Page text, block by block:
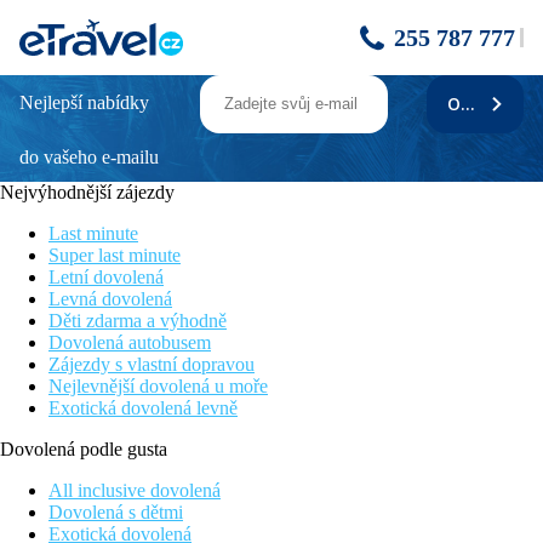
255 787 777
Asterias Bay
200 m od pláže
500 m od centra střediska Theologos
Rodinné pokoje
Z řeckého hotelového řetězce Brainhotels
Poloha
Menší hotel Asterias Bay se nachází cca 500m od menšího
střediska Theologos s pár tavernami a obchůdky. V udržované
subtropické zahradě s bazénem. Autobusová zastávka cca 100
m. Údolí motýlů cca 7km. Hlavní město Rhodos cca 20 km.
Vybavení
Vstupní hala s recepcí, restaurace, v udržované zahradě 2
bazény, terasa s lehátky a slunečníky zdarma, osušky oproti
depozitu
Nejlepší nabídky
do vašeho e-mailu
ODEBÍRAT
Nejvýhodnější zájezdy
Last minute
Super last minute
Letní dovolená
Levná dovolená
Děti zdarma a výhodně
Dovolená autobusem
Zájezdy s vlastní dopravou
Nejlevnější dovolená u moře
Exotická dovolená levně
Dovolená podle gusta
All inclusive dovolená
Dovolená s dětmi
Exotická dovolená